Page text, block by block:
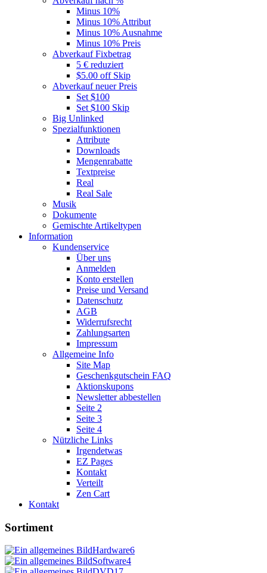
Minus 10%
Minus 10% Attribut
Minus 10% Ausnahme
Minus 10% Preis
Abverkauf Fixbetrag
5 € reduziert
$5.00 off Skip
Abverkauf neuer Preis
Set $100
Set $100 Skip
Big Unlinked
Spezialfunktionen
Attribute
Downloads
Mengenrabatte
Textpreise
Real
Real Sale
Musik
Dokumente
Gemischte Artikeltypen
Information
Kundenservice
Über uns
Anmelden
Konto erstellen
Preise und Versand
Datenschutz
AGB
Widerrufsrecht
Zahlungsarten
Impressum
Allgemeine Info
Site Map
Geschenkgutschein FAQ
Aktionskupons
Newsletter abbestellen
Seite 2
Seite 3
Seite 4
Nützliche Links
Irgendetwas
EZ Pages
Kontakt
Verteilt
Zen Cart
Kontakt
Sortiment
Hardware6
Software4